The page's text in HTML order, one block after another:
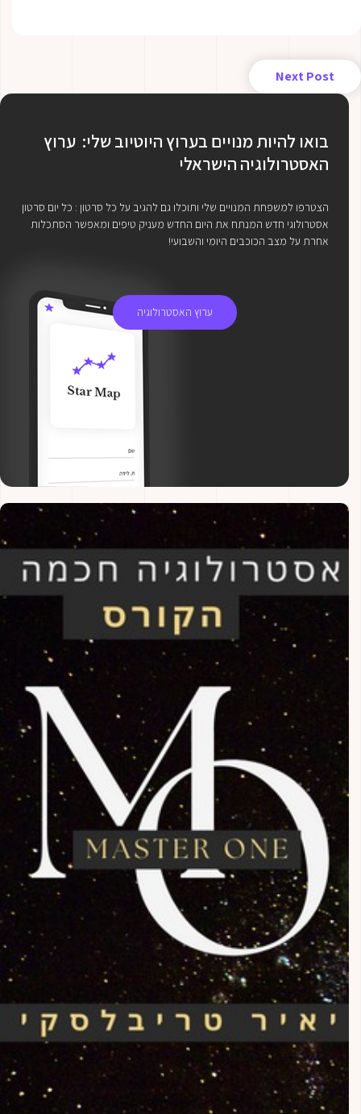
Next Post
בואו להיות מנויים בערוץ היוטיוב שלי: ערוץ
האסטרולוגיה הישראלי
הצטרפו למשפחת המנויים שלי ותוכלו גם להגיב על כל סרטון : כל יום סרטון
אסטרולוגי חדש המנתח את היום החדש מעניק טיפים ומאפשר הסתכלות
אחרת על מצב הכוכבים היומי והשבועי!
ערוץ האסטרולוגיה